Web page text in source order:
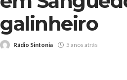
galinheiro
Rádio Sintonia 5 anos atrás